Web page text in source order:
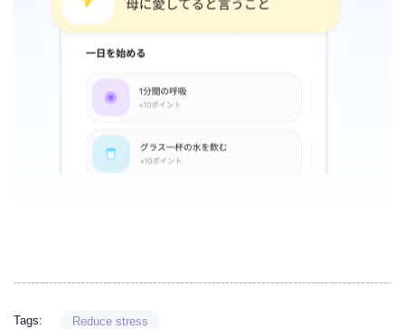
Tags: Reduce stress